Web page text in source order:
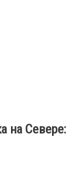
на Севере: